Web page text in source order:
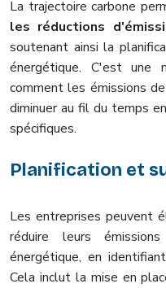
La trajectoire carbone
les réductions
soutenant ainsi la
énergétique. C'est une
comment les émissions
diminuer au fil du temps
spécifiques.
Planification et
Les entreprises peuvent
réduire leurs
énergétique, en
Cela inclut la mise en